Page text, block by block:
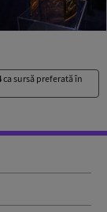
ca sursă preferată în